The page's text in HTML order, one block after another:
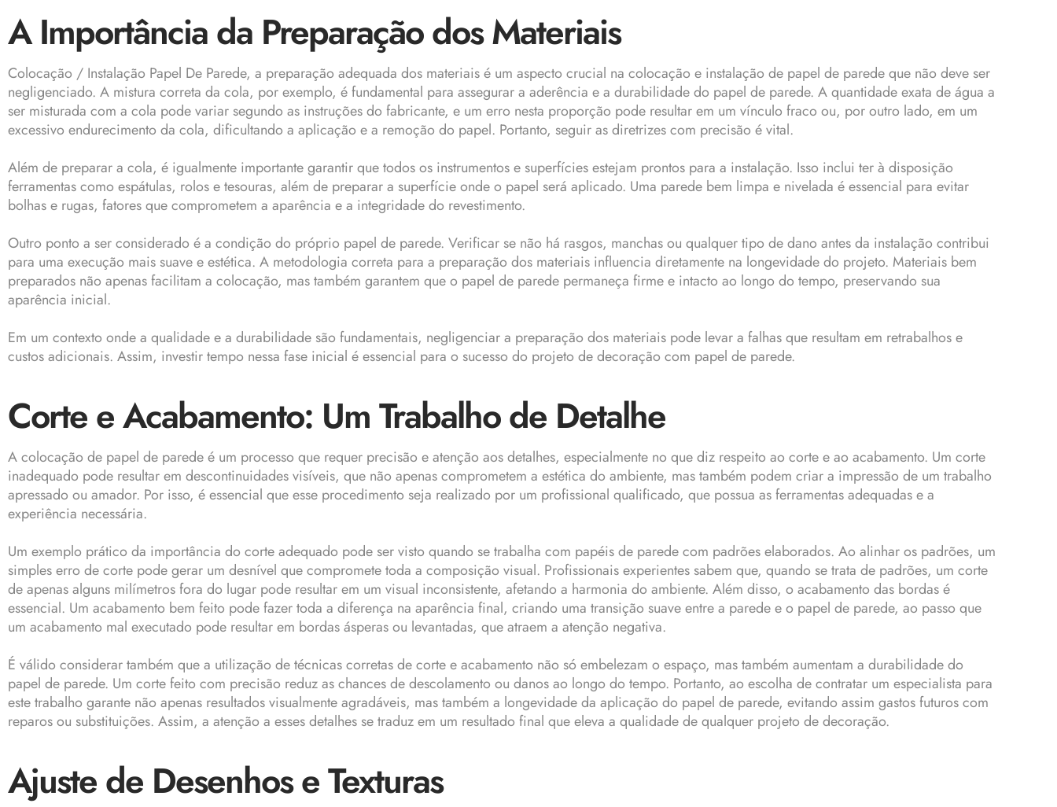
A Importância da Preparação dos Materiais
Colocação / Instalação Papel De Parede, a preparação adequada dos materiais é um aspecto crucial na colocação e instalação de papel de parede que não deve ser
negligenciado. A mistura correta da cola, por exemplo, é fundamental para assegurar a aderência e a durabilidade do papel de parede. A quantidade exata de água a
ser misturada com a cola pode variar segundo as instruções do fabricante, e um erro nesta proporção pode resultar em um vínculo fraco ou, por outro lado, em um
excessivo endurecimento da cola, dificultando a aplicação e a remoção do papel. Portanto, seguir as diretrizes com precisão é vital.
Além de preparar a cola, é igualmente importante garantir que todos os instrumentos e superfícies estejam prontos para a instalação. Isso inclui ter à disposição
ferramentas como espátulas, rolos e tesouras, além de preparar a superfície onde o papel será aplicado. Uma parede bem limpa e nivelada é essencial para evitar
bolhas e rugas, fatores que comprometem a aparência e a integridade do revestimento.
Outro ponto a ser considerado é a condição do próprio papel de parede. Verificar se não há rasgos, manchas ou qualquer tipo de dano antes da instalação contribui
para uma execução mais suave e estética. A metodologia correta para a preparação dos materiais influencia diretamente na longevidade do projeto. Materiais bem
preparados não apenas facilitam a colocação, mas também garantem que o papel de parede permaneça firme e intacto ao longo do tempo, preservando sua
aparência inicial.
Em um contexto onde a qualidade e a durabilidade são fundamentais, negligenciar a preparação dos materiais pode levar a falhas que resultam em retrabalhos e
custos adicionais. Assim, investir tempo nessa fase inicial é essencial para o sucesso do projeto de decoração com papel de parede.
Corte e Acabamento: Um Trabalho de Detalhe
A colocação de papel de parede é um processo que requer precisão e atenção aos detalhes, especialmente no que diz respeito ao corte e ao acabamento. Um corte
inadequado pode resultar em descontinuidades visíveis, que não apenas comprometem a estética do ambiente, mas também podem criar a impressão de um trabalho
apressado ou amador. Por isso, é essencial que esse procedimento seja realizado por um profissional qualificado, que possua as ferramentas adequadas e a
experiência necessária.
Um exemplo prático da importância do corte adequado pode ser visto quando se trabalha com papéis de parede com padrões elaborados. Ao alinhar os padrões, um
simples erro de corte pode gerar um desnível que compromete toda a composição visual. Profissionais experientes sabem que, quando se trata de padrões, um corte
de apenas alguns milímetros fora do lugar pode resultar em um visual inconsistente, afetando a harmonia do ambiente. Além disso, o acabamento das bordas é
essencial. Um acabamento bem feito pode fazer toda a diferença na aparência final, criando uma transição suave entre a parede e o papel de parede, ao passo que
um acabamento mal executado pode resultar em bordas ásperas ou levantadas, que atraem a atenção negativa.
É válido considerar também que a utilização de técnicas corretas de corte e acabamento não só embelezam o espaço, mas também aumentam a durabilidade do
papel de parede. Um corte feito com precisão reduz as chances de descolamento ou danos ao longo do tempo. Portanto, ao escolha de contratar um especialista para
este trabalho garante não apenas resultados visualmente agradáveis, mas também a longevidade da aplicação do papel de parede, evitando assim gastos futuros com
reparos ou substituições. Assim, a atenção a esses detalhes se traduz em um resultado final que eleva a qualidade de qualquer projeto de decoração.
Ajuste de Desenhos e Texturas